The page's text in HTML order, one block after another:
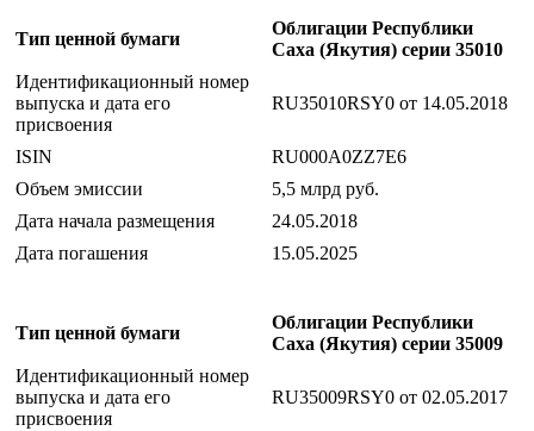
Тип ценной бумаги
Облигации Республики
Саха (Якутия) серии 35010
Идентификационный номер
выпуска и дата его
присвоения
RU35010RSY0 от 14.05.2018
ISIN
RU000A0ZZ7E6
Объем эмиссии
5,5 млрд руб.
Дата начала размещения
24.05.2018
Дата погашения
15.05.2025
Тип ценной бумаги
Облигации Республики
Саха (Якутия) серии 35009
Идентификационный номер
выпуска и дата его
присвоения
RU35009RSY0 от 02.05.2017